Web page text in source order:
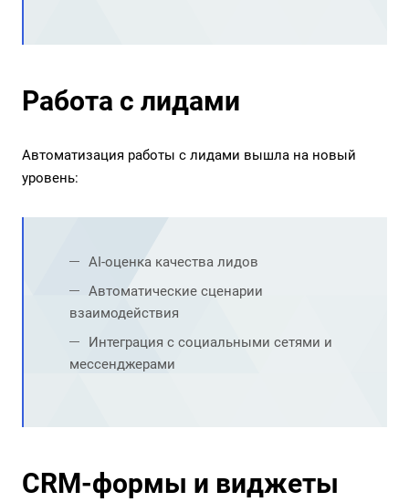
Работа с лидами
Автоматизация работы с лидами вышла на новый
уровень:
AI-оценка качества лидов
Автоматические сценарии
взаимодействия
Интеграция с социальными сетями и
мессенджерами
CRM-формы и виджеты